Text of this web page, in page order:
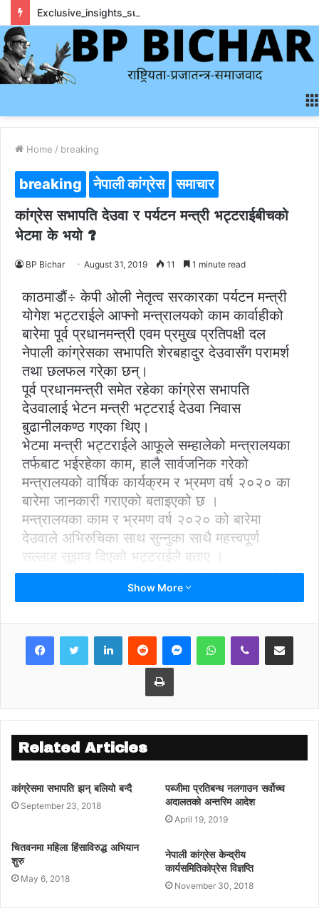
Home / breaking
breaking नेपाली कांग्रेस समाचार
कांग्रेस सभापति देउवा र पर्यटन मन्त्री भट्टराईबीचको
भेटमा के भयो ?
BP Bichar August 31, 2019 11 1 minute read
काठमाडौं÷ केपी ओली नेतृत्व सरकारका पर्यटन मन्त्री
योगेश भट्टराईले आफ्नो मन्त्रालयको काम कार्वाहीको
बारेमा पूर्व प्रधानमन्त्री एवम प्रमुख प्रतिपक्षी दल
नेपाली कांग्रेसका सभापति शेरबहादुर देउवासँग परामर्श
तथा छलफल गरे्का छन्।
पूर्व प्रधानमन्त्री समेत रहेका कांग्रेस सभापति
देउवालाई भेटन मन्त्री भट्टराई देउवा निवास
बुढानीलकण्ठ गएका थिए।
भेटमा मन्त्री भट्टराईले आफूले सम्हालेको मन्त्रालयका
तर्फबाट भईरहेका काम, हालै सार्वजनिक गरेको
मन्त्रालयको वार्षिक कार्यक्रम र भ्रमण वर्ष २०२० का
बारेमा जानकारी गराएको बताइएको छ ।
मन्त्रालयका काम र भ्रमण वर्ष २०२० को बारेमा
देउवाले अभिरुचिका साथ सुन्नुका साथै महत्त्वपूर्ण
सल्लाह सुझाव दिएको भट्टराईले बताए ।
सरकारका वहालवाला मन्त्री प्रतिपक्षी दलका नेतासँग
परामर्शका लागि पुग्ने विरलै हुने गरेको छ । मन्त्री
पार्टीमा पनि सकारात्मक रुपमा लिइएको छ ।
मन्त्री भट्टराईले भेटमा सभापति देउवाले दिएको सल्लाह
र सुझावका लागि धन्यवाद दिएका छन्। ।
Show More
LinkedInReddit MessengerWhatsAppViber Share via Email
Print
Related Articles
कांग्रेसमा सभापति झन् बलियो बन्दै
September 23, 2018
पब्जीमा प्रतिबन्ध नलगाउन सर्वोच्च
अदालतको अन्तरिम आदेश
April 19, 2019
चितवनमा महिला हिंसाविरुद्ध अभियान
शुरु
May 6, 2018
नेपाली कांग्रेस केन्द्रीय
कार्यसमितिकोप्रेस विज्ञप्ति
November 30, 2018